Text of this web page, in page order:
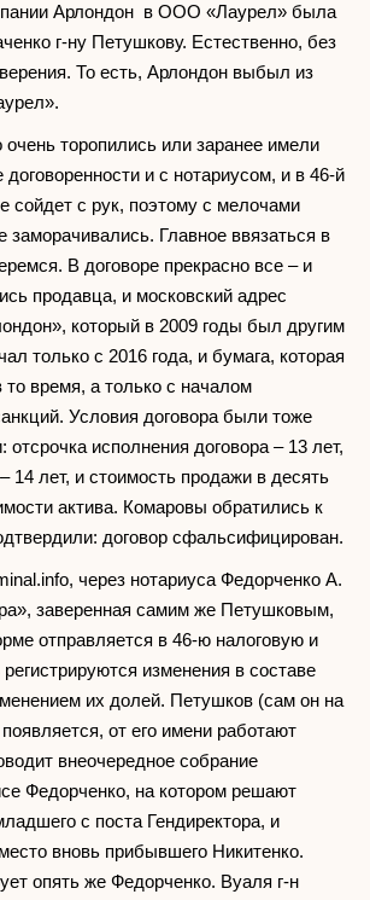
Арлондон в ООО «Лаурел» была
г-ну Петушкову. Естественно, без
То есть, Арлондон выбыл из
торопились или заранее имели
и с нотариусом, и в 46-й
сойдет с рук, поэтому с мелочами
заморачивались. Главное ввязаться в
В договоре прекрасно все – и
продавца, и московский адрес
который в 2009 годы был другим
только с 2016 года, и бумага, которая
то время, а только с началом
Условия договора были тоже
отсрочка исполнения договора – 13 лет,
14 лет, и стоимость продажи в десять
актива. Комаровы обратились к
договор сфальсифицирован.
через нотариуса Федорченко А.
заверенная самим же Петушковым,
отправляется в 46-ю налоговую и
изменения в составе
их долей. Петушков (сам он на
от его имени работают
внеочередное собрание
Федорченко, на котором решают
с поста Гендиректора, и
вновь прибывшего Никитенко.
опять же Федорченко. Вуаля г-н